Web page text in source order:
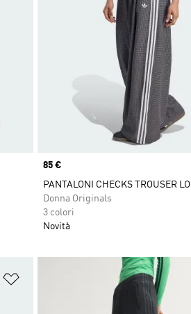
Price
85 €
PANTALONI CHECKS TROUSER
Donna Originals
3 colori
Novità
Aggiungi alla lista dei desideri